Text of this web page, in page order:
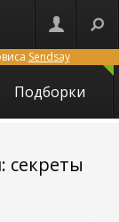
Sendsay
Подборки
секреты